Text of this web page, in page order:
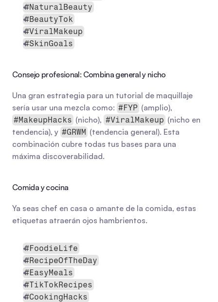
#NaturalBeauty
#BeautyTok
#ViralMakeup
#SkinGoals
Consejo profesional: Combina general y nicho
Una gran estrategia para un tutorial de maquillaje
sería usar una mezcla como: #FYP
#MakeupHacks (nicho), #ViralMakeup (nicho en
tendencia), y #GRWM (tendencia general). Esta
combinación cubre todas tus bases para una
máxima discoverabilidad.
Comida y cocina
Ya seas chef en casa o amante de la comida, estas
etiquetas atraerán ojos hambrientos.
#FoodieLife
#RecipeOfTheDay
#EasyMeals
#TikTokRecipes
#CookingHacks